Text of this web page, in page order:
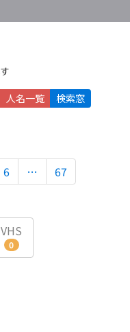
人名一覧 検索窓
6 … 67
VHS
0